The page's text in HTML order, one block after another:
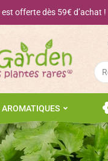
offerte dès 59€ d’achat !
for:
AROMATIQUES